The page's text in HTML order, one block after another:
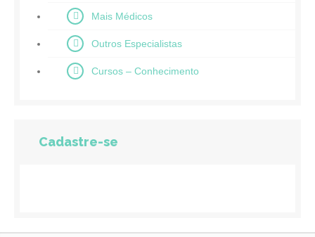
Mais Médicos
Outros Especialistas
Cursos – Conhecimento
Cadastre-se